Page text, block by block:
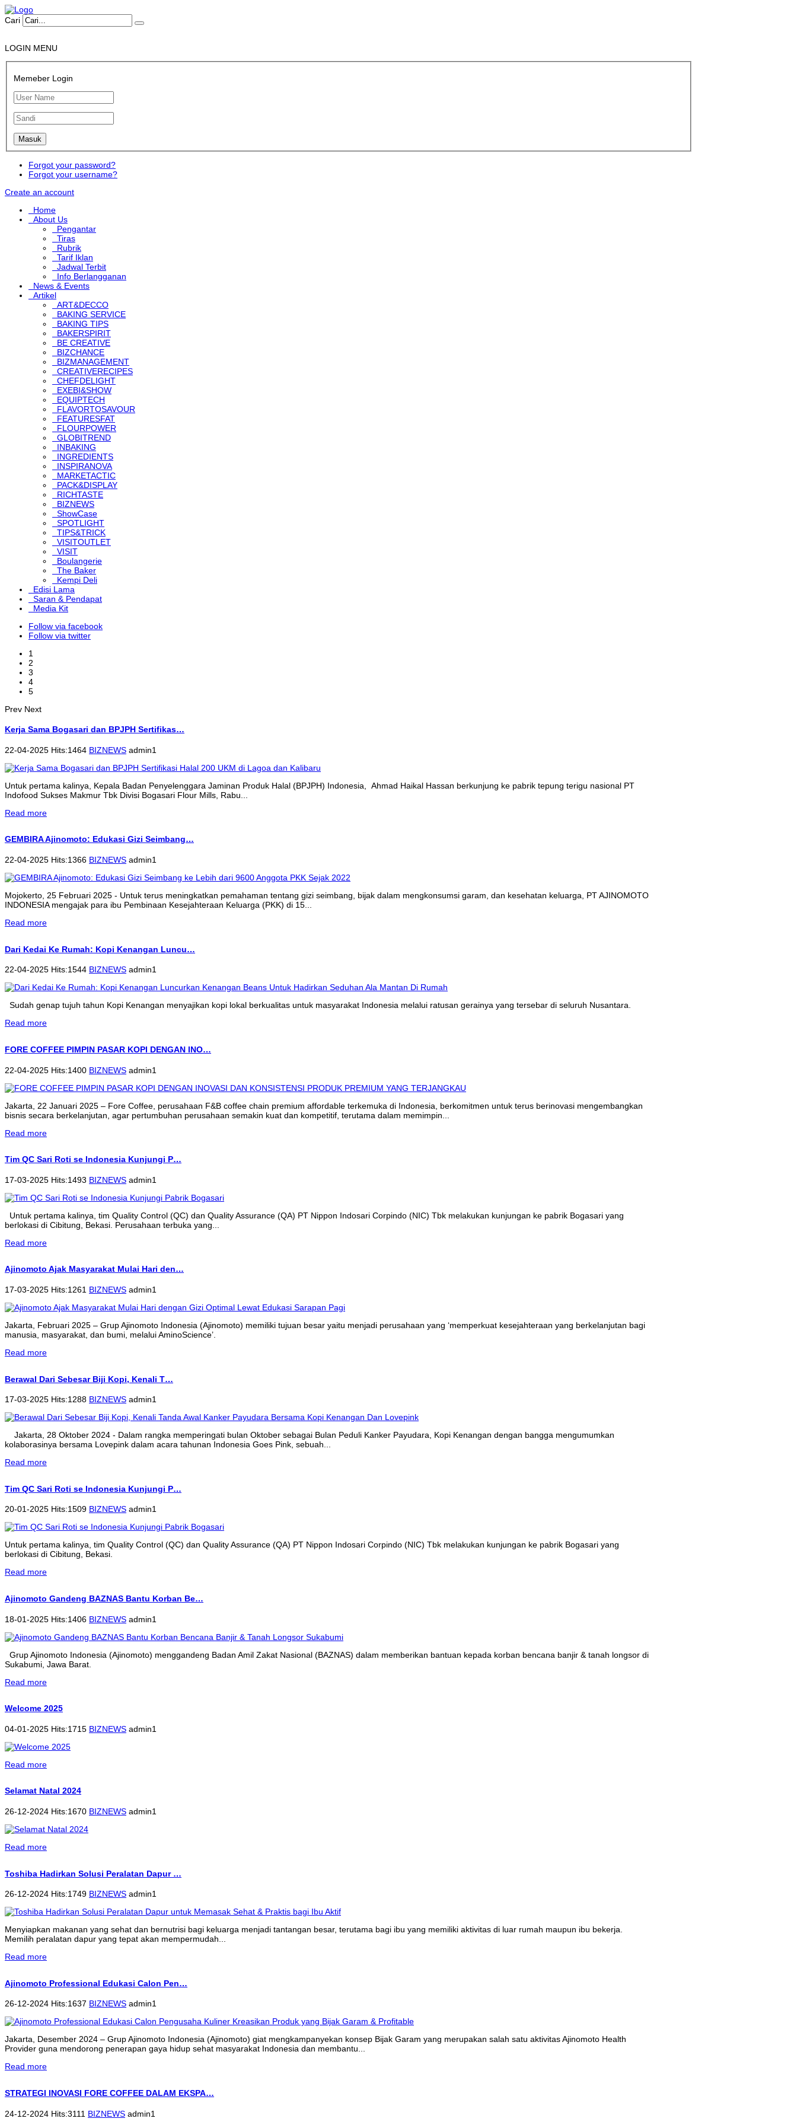
Cari
LOGIN MENU
Memeber Login
Forgot your password?
Forgot your username?
Create an account
Home
About Us
Pengantar
Tiras
Rubrik
Tarif Iklan
Jadwal Terbit
Info Berlangganan
News & Events
Artikel
ART&DECCO
BAKING SERVICE
BAKING TIPS
BAKERSPIRIT
BE CREATIVE
BIZCHANCE
BIZMANAGEMENT
CREATIVERECIPES
CHEFDELIGHT
EXEBI&SHOW
EQUIPTECH
FLAVORTOSAVOUR
FEATURESFAT
FLOURPOWER
GLOBITREND
INBAKING
INGREDIENTS
INSPIRANOVA
MARKETACTIC
PACK&DISPLAY
RICHTASTE
BIZNEWS
ShowCase
SPOTLIGHT
TIPS&TRICK
VISITOUTLET
VISIT
Boulangerie
The Baker
Kempi Deli
Edisi Lama
Saran & Pendapat
Media Kit
Follow via facebook
Follow via twitter
1
2
3
4
5
Prev Next
Kerja Sama Bogasari dan BPJPH Sertifikas…
22-04-2025 Hits:1464 BIZNEWS admin1
Untuk pertama kalinya, Kepala Badan Penyelenggara Jaminan Produk Halal (BPJPH) Indonesia, Ahmad Haikal Hassan berkunjung ke pabrik tepung terigu nasional PT
Indofood Sukses Makmur Tbk Divisi Bogasari Flour Mills, Rabu...
Read more
GEMBIRA Ajinomoto: Edukasi Gizi Seimbang…
22-04-2025 Hits:1366 BIZNEWS admin1
Mojokerto, 25 Februari 2025 - Untuk terus meningkatkan pemahaman tentang gizi seimbang, bijak dalam mengkonsumsi garam, dan kesehatan keluarga, PT AJINOMOTO
INDONESIA mengajak para ibu Pembinaan Kesejahteraan Keluarga (PKK) di 15...
Read more
Dari Kedai Ke Rumah: Kopi Kenangan Luncu…
22-04-2025 Hits:1544 BIZNEWS admin1
Sudah genap tujuh tahun Kopi Kenangan menyajikan kopi lokal berkualitas untuk masyarakat Indonesia melalui ratusan gerainya yang tersebar di seluruh Nusantara.
Read more
FORE COFFEE PIMPIN PASAR KOPI DENGAN INO…
22-04-2025 Hits:1400 BIZNEWS admin1
Jakarta, 22 Januari 2025 – Fore Coffee, perusahaan F&B coffee chain premium affordable terkemuka di Indonesia, berkomitmen untuk terus berinovasi mengembangkan
bisnis secara berkelanjutan, agar pertumbuhan perusahaan semakin kuat dan kompetitif, terutama dalam memimpin...
Read more
Tim QC Sari Roti se Indonesia Kunjungi P…
17-03-2025 Hits:1493 BIZNEWS admin1
Untuk pertama kalinya, tim Quality Control (QC) dan Quality Assurance (QA) PT Nippon Indosari Corpindo (NIC) Tbk melakukan kunjungan ke pabrik Bogasari yang
berlokasi di Cibitung, Bekasi. Perusahaan terbuka yang...
Read more
Ajinomoto Ajak Masyarakat Mulai Hari den…
17-03-2025 Hits:1261 BIZNEWS admin1
Jakarta, Februari 2025 – Grup Ajinomoto Indonesia (Ajinomoto) memiliki tujuan besar yaitu menjadi perusahaan yang ‘memperkuat kesejahteraan yang berkelanjutan bagi
manusia, masyarakat, dan bumi, melalui AminoScience’.
Read more
Berawal Dari Sebesar Biji Kopi, Kenali T…
17-03-2025 Hits:1288 BIZNEWS admin1
Jakarta, 28 Oktober 2024 - Dalam rangka memperingati bulan Oktober sebagai Bulan Peduli Kanker Payudara, Kopi Kenangan dengan bangga mengumumkan
kolaborasinya bersama Lovepink dalam acara tahunan Indonesia Goes Pink, sebuah...
Read more
Tim QC Sari Roti se Indonesia Kunjungi P…
20-01-2025 Hits:1509 BIZNEWS admin1
Untuk pertama kalinya, tim Quality Control (QC) dan Quality Assurance (QA) PT Nippon Indosari Corpindo (NIC) Tbk melakukan kunjungan ke pabrik Bogasari yang
berlokasi di Cibitung, Bekasi.
Read more
Ajinomoto Gandeng BAZNAS Bantu Korban Be…
18-01-2025 Hits:1406 BIZNEWS admin1
Grup Ajinomoto Indonesia (Ajinomoto) menggandeng Badan Amil Zakat Nasional (BAZNAS) dalam memberikan bantuan kepada korban bencana banjir & tanah longsor di
Sukabumi, Jawa Barat.
Read more
Welcome 2025
04-01-2025 Hits:1715 BIZNEWS admin1
Read more
Selamat Natal 2024
26-12-2024 Hits:1670 BIZNEWS admin1
Read more
Toshiba Hadirkan Solusi Peralatan Dapur …
26-12-2024 Hits:1749 BIZNEWS admin1
Menyiapkan makanan yang sehat dan bernutrisi bagi keluarga menjadi tantangan besar, terutama bagi ibu yang memiliki aktivitas di luar rumah maupun ibu bekerja.
Memilih peralatan dapur yang tepat akan mempermudah...
Read more
Ajinomoto Professional Edukasi Calon Pen…
26-12-2024 Hits:1637 BIZNEWS admin1
Jakarta, Desember 2024 – Grup Ajinomoto Indonesia (Ajinomoto) giat mengkampanyekan konsep Bijak Garam yang merupakan salah satu aktivitas Ajinomoto Health
Provider guna mendorong penerapan gaya hidup sehat masyarakat Indonesia dan membantu...
Read more
STRATEGI INOVASI FORE COFFEE DALAM EKSPA…
24-12-2024 Hits:3111 BIZNEWS admin1